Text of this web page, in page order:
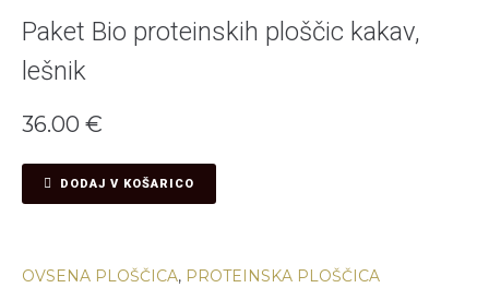
Paket Bio proteinskih ploščic kakav,
lešnik
36.00 €
DODAJ V KOŠARICO
OVSENA PLOŠČICA, PROTEINSKA PLOŠČICA